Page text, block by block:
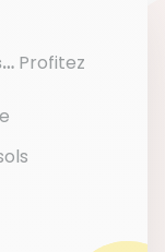
Profitez